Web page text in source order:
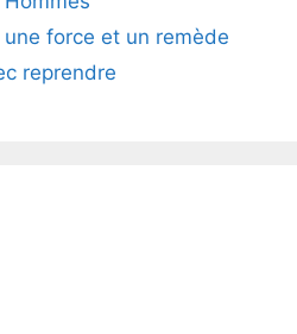
une force et un remède
reprendre